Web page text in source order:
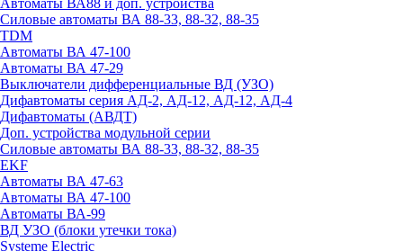
Автоматы ВА88 и доп. устройства
Силовые автоматы ВА 88-33, 88-32, 88-35
TDM
Автоматы ВА 47-100
Автоматы ВА 47-29
Выключатели дифференциальные ВД (УЗО)
Дифавтоматы серия АД-2, АД-12, АД-12, АД-4
Дифавтоматы (АВДТ)
Доп. устройства модульной серии
Силовые автоматы ВА 88-33, 88-32, 88-35
EKF
Автоматы ВА 47-63
Автоматы ВА 47-100
Автоматы ВА-99
ВД УЗО (блоки утечки тока)
Systeme Electric